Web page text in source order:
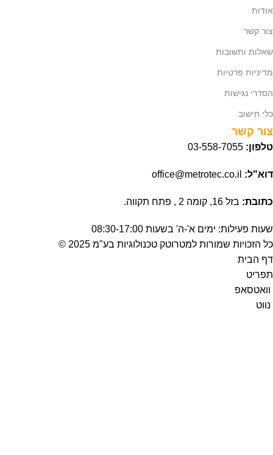
אודות
צור קשר
שאלות ותשובות
מדיניות פרטיות
הסדרי נגישות
כלי חישוב
צור קשר
טלפון: 03-558-7055
דוא"ל:
כתובת: בזל 16, קומה 2 , פתח תקווה.
שעות פעילות: ימים א'-ה' בשעות 08:30-17:00
כל הזכויות שמורות למטרוטק טכנולוגיות בע"מ 2025 ©
דף הבית
תפריט
וואטסאפ
נווט